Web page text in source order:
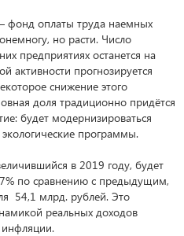
фонд оплаты труда наемных
но расти. Число
предприятиях останется на
активности прогнозируется
снижение этого
доля традиционно придётся
будет модернизироваться
программы.
в 2019 году, будет
по сравнению с предыдущим,
54,1 млрд. рублей. Это
реальных доходов